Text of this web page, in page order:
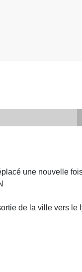
une nouvelle
de la ville vers le